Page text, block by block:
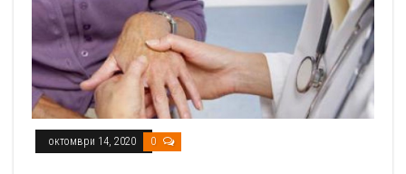
октомври 14, 2020 0